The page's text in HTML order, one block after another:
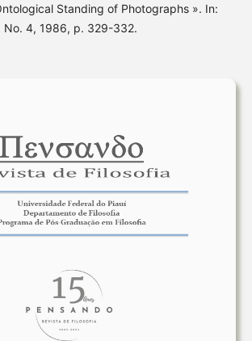
Standing of Photographs ». In:
No. 4, 1986, p. 329-332.